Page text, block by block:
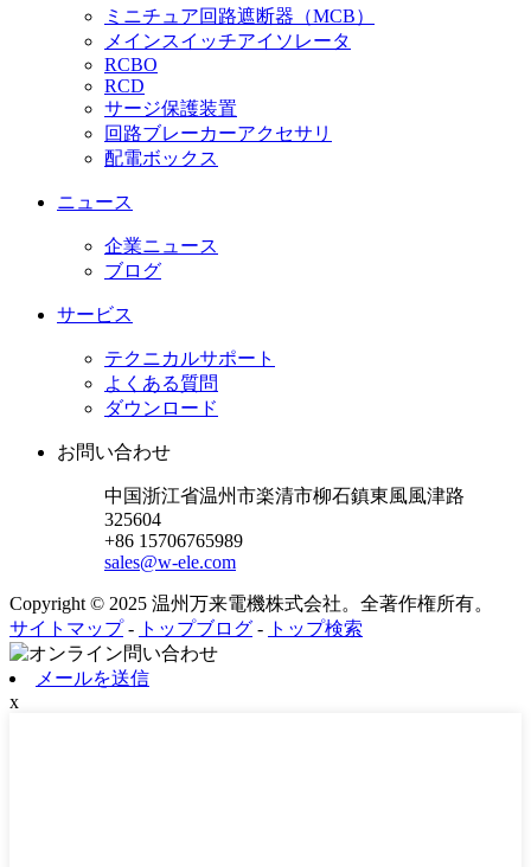
ミニチュア回路遮断器（MCB）
メインスイッチアイソレータ
RCBO
RCD
サージ保護装置
回路ブレーカーアクセサリ
配電ボックス
ニュース
企業ニュース
ブログ
サービス
テクニカルサポート
よくある質問
ダウンロード
お問い合わせ
中国浙江省温州市楽清市柳石鎮東風風津路
325604
+86 15706765989
sales@w-ele.com
Copyright © 2025 温州万来電機株式会社。全著作権所有。
サイトマップ- トップブログ - トップ検索
メールを送信
x